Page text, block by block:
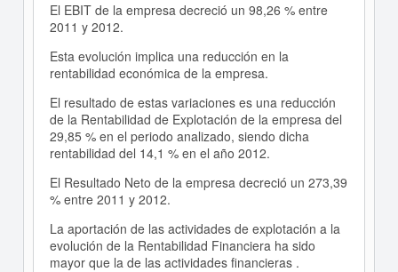
El EBIT de la empresa decreció un 98,26 % entre
2011 y 2012.
Esta evolución implica una reducción en la
rentabilidad económica de la empresa.
El resultado de estas variaciones es una reducción
de la Rentabilidad de Explotación de la empresa del
29,85 % en el periodo analizado, siendo dicha
rentabilidad del 14,1 % en el año 2012.
El Resultado Neto de la empresa decreció un 273,39
% entre 2011 y 2012.
La aportación de las actividades de explotación a la
evolución de la Rentabilidad Financiera ha sido
mayor que la de las actividades financieras .